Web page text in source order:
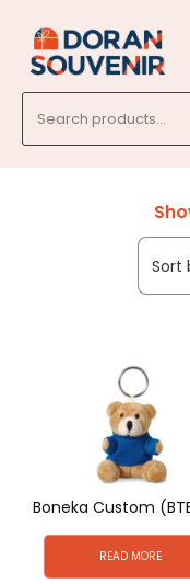
for:
Boneka Custom
READ MORE